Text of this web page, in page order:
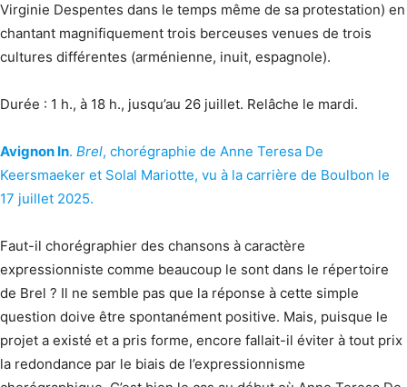
Virginie Despentes dans le temps même de sa protestation) en
chantant magnifiquement trois berceuses venues de trois
cultures différentes (arménienne, inuit, espagnole).
Durée : 1 h., à 18 h., jusqu’au 26 juillet. Relâche le mardi.
Avignon In. Brel, chorégraphie de Anne Teresa De
Keersmaeker et Solal Mariotte, vu à la carrière de Boulbon le
17 juillet 2025.
Faut-il chorégraphier des chansons à caractère
expressionniste comme beaucoup le sont dans le répertoire
de Brel ? Il ne semble pas que la réponse à cette simple
question doive être spontanément positive. Mais, puisque le
projet a existé et a pris forme, encore fallait-il éviter à tout prix
la redondance par le biais de l’expressionnisme